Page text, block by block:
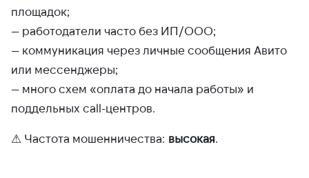
площадок;
— работодатели часто без ИП/ООО;
— коммуникация через личные сообщения Авито
или мессенджеры;
— много схем «оплата до начала работы» и
поддельных call-центров.
⚠ Частота мошенничества: высокая.